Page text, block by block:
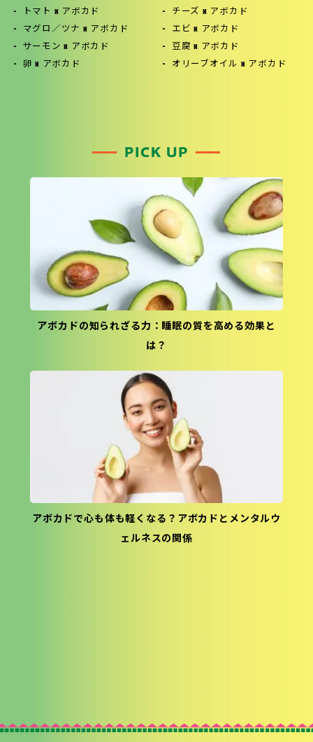
トマト x アボカド チーズ x アボカド
マグロ／ツナ x アボカド エビ x アボカド
サーモン x アボカド 豆腐 x アボカド
卵 x アボカド オリーブオイル x アボカド
アボカドの知られざる力：睡眠の質を高める効果と
は？
アボカドで心も体も軽くなる？アボカドとメンタルウ
ェルネスの関係